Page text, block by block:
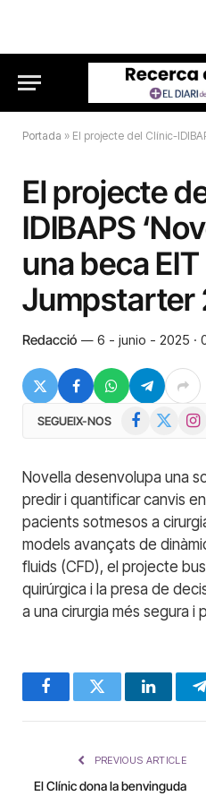
Portada » El projecte del Clínic-IDIBAPS
El projecte
IDIBAPS
una beca EIT
Jumpstarter
Redacció 6 - junio - 2025 ·
SEGUEIX-NOS Facebook
Novella desenvolupa una
predir i quantificar canvis
pacients sotmesos a
models avançats de
fluids (CFD), el projecte
quirúrgica i la presa de
a una cirurgia més segura i
FacebookTwitter LinkedIn
PREVIOUS ARTICLE
El Clínic dona la benvinguda